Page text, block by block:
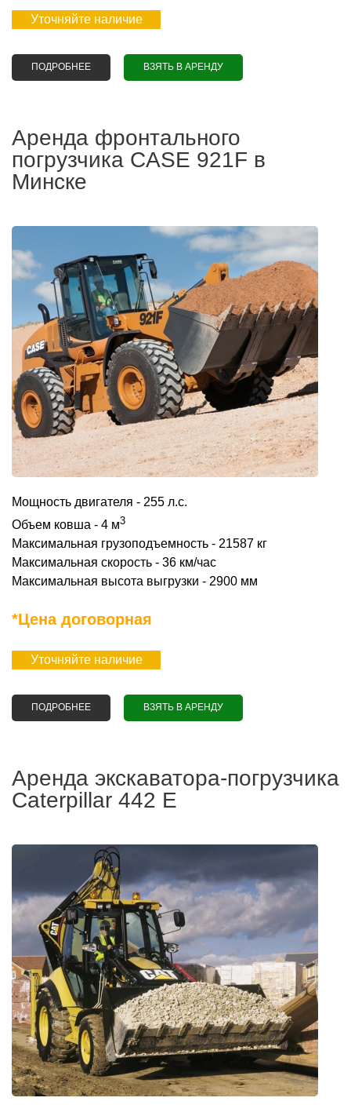
Уточняйте наличие
ПОДРОБНЕЕ О АРЕНДА САМОСВАЛА CATERPILLAR 795F AC
ВЗЯТЬ В АРЕНДУ
Аренда фронтального
погрузчика CASE 921F в
Минске
Мощность двигателя - 255 л.с.
Объем ковша - 4 м3
Максимальная грузоподъемность - 21587 кг
Максимальная скорость - 36 км/час
Максимальная высота выгрузки - 2900 мм
*Цена договорная
Уточняйте наличие
ПОДРОБНЕЕ
О АРЕНДА ФРОНТАЛЬНОГО ПОГРУЗЧИКА CASE 921F
В МИНСКЕ
ВЗЯТЬ В АРЕНДУ
Аренда экскаватора-погрузчика
Caterpillar 442 Е